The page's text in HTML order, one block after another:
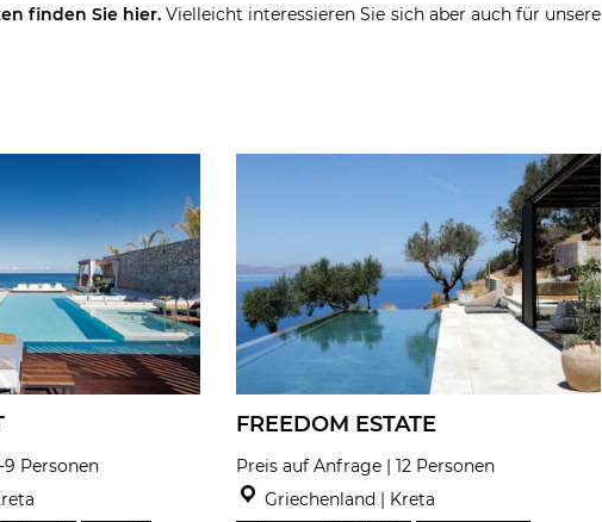
finden Sie hier.Vielleicht interessieren Sie sich aber auch für unsere
Personen
FREEDOM ESTATE
Preis auf Anfrage | 12 Personen
Griechenland | Kreta